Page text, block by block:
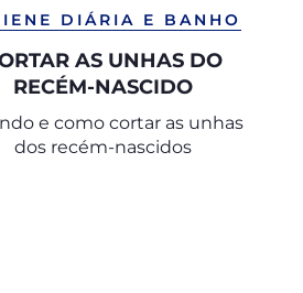
DIÁRIA E BANHO
AS UNHAS DO
RECÉM-NASCIDO
e como cortar as unhas
dos recém-nascidos